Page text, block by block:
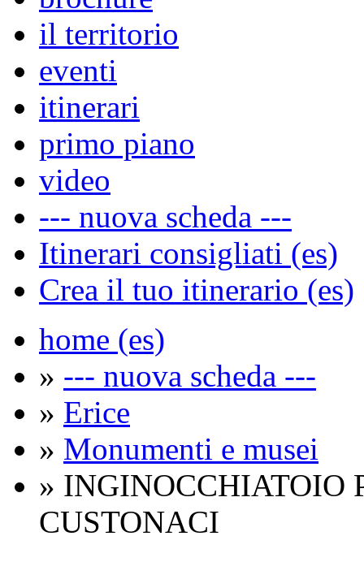
il territorio
eventi
itinerari
primo piano
video
--- nuova scheda ---
Itinerari consigliati (es)
Crea il tuo itinerario (es)
home (es)
» --- nuova scheda ---
» Erice
» Monumenti e musei
» INGINOCCHIATOIO
CUSTONACI